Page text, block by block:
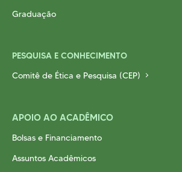
Graduação
PESQUISA E CONHECIMENTO
Comitê de Ética e Pesquisa (CEP)
APOIO AO ACADÊMICO
Bolsas e Financiamento
Assuntos Acadêmicos